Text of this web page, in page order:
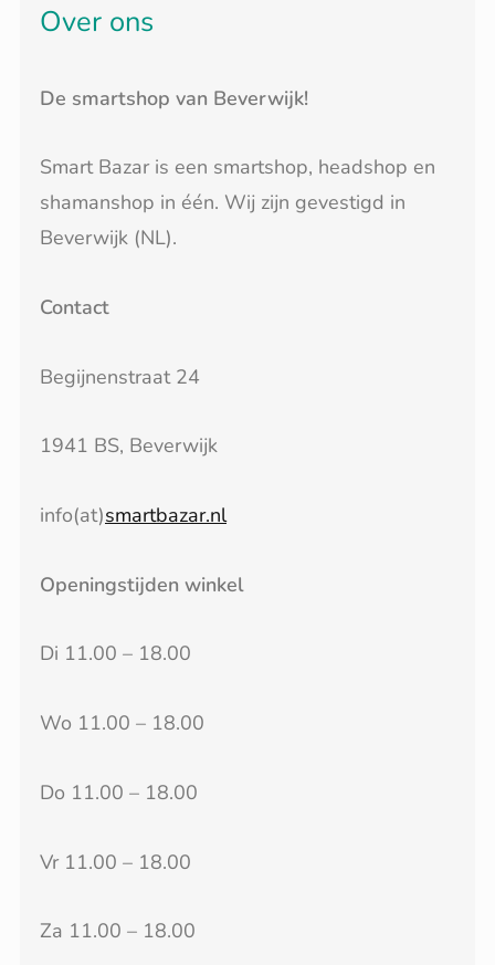
Over ons
De smartshop van Beverwijk!
Smart Bazar is een smartshop, headshop en
shamanshop in één. Wij zijn gevestigd in
Beverwijk (NL).
Contact
Begijnenstraat 24
1941 BS, Beverwijk
info(at)smartbazar.nl
Openingstijden winkel
Di 11.00 – 18.00
Wo 11.00 – 18.00
Do 11.00 – 18.00
Vr 11.00 – 18.00
Za 11.00 – 18.00